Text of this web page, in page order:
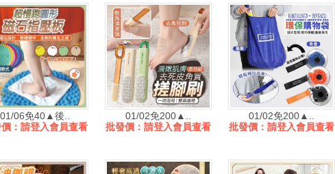
01/06免40▲後..
：請登入會員查看
01/02免200▲..
批發價：請登入會員查看
01/02免200▲..
批發價：請登入會員查看